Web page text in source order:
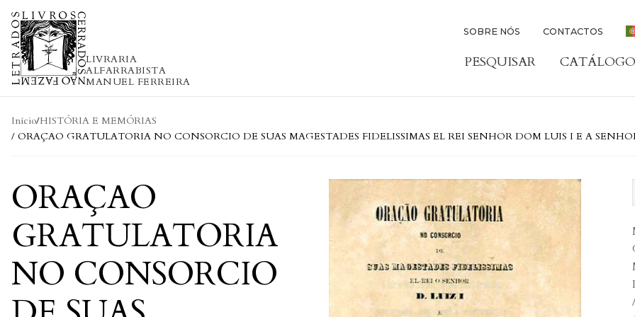
Skip to content
LIVRARIA
ALFARRABISTA
MANUEL FERREIRA
SOBRE NÓS CONTACTOS
PESQUISAR
Início/HISTÓRIA E MEMÓRIAS
/ ORAÇAO GRATULATORIA NO CONSORCIO DE SUAS MAGESTADES FIDELISSIMAS EL REI SENHOR DOM LUIS I E A
ORAÇAO
GRATULATORIA
NO CONSORCIO